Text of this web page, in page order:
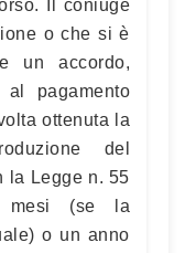
Il coniuge
o che si è
un accordo,
al pagamento
ottenuta la
del
la Legge n. 55
mesi (se la
o un anno